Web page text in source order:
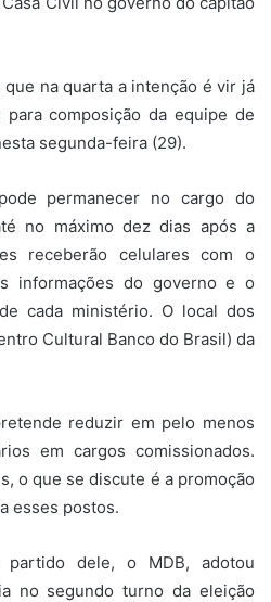
na quarta a intenção é vir já
composição da equipe de
segunda-feira (29).
permanecer no cargo do
no máximo dez dias após a
receberão celulares com o
informações do governo e o
cada ministério. O local dos
Cultural Banco do Brasil) da
reduzir em pelo menos
em cargos comissionados.
o que se discute é a promoção
esses postos.
dele, o MDB, adotou
no segundo turno da eleição